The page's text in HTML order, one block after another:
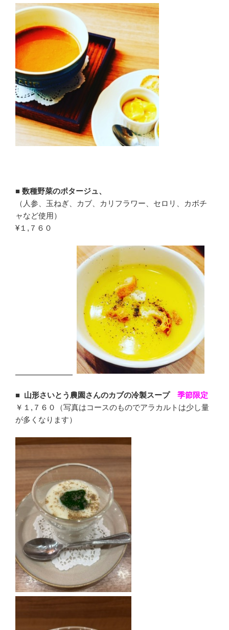
■ 数種野菜のポタージュ、
（人参、玉ねぎ、カブ、カリフラワー、セロリ、カボチ
ャなど使用）
¥１,７６０
■ 山形さいとう農園さんのカブの冷製スープ 季節限定
￥１,７６０（写真はコースのものでアラカルトは少し量
が多くなります）